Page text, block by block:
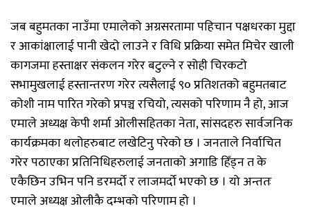
जब बहुमतका नाउँमा एमालेको अग्रसरतामा पहिचान पक्षधरका मुद्दा
र आकांक्षालाई पानी खेदो लाउने र विधि प्रक्रिया समेत मिचेर खाली
कागजमा हस्ताक्षर संकलन गरेर बटुल्ने र सोही चिरकटो
सभामुखलाई हस्तान्तरण गरेर त्यसैलाई ९० प्रतिशतको बहुमतबाट
कोशी नाम पारित गरेको प्रपञ्च रचियो, त्यसको परिणाम नै हो, आज
एमाले अध्यक्ष केपी शर्मा ओलीसहितका नेता, सांसदहरु सार्वजनिक
कार्यक्रमका थलोहरुबाट लखेटिनु परेको छ । जनताले निर्वाचित
गरेर पठाएका प्रतिनिधिहरुलाई जनताको अगाडि हिँड्न त के
एकैछिन उभिन पनि डरमर्दो र लाजमर्दो भएको छ । यो अन्ततः
एमाले अध्यक्ष ओलीकै दम्भको परिणाम हो ।